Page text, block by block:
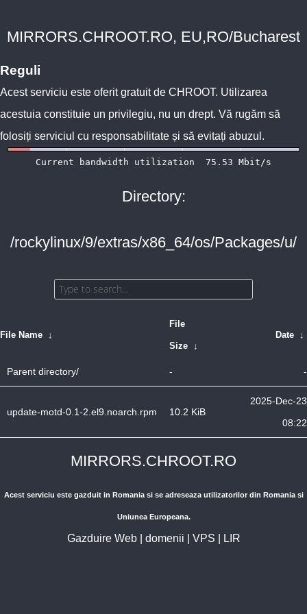
MIRRORS.CHROOT.RO, EU,RO/Bucharest
Reguli
Acest serviciu este oferit gratuit de CHROOT. Utilizarea
acestuia constituie un privilegiu, nu un drept. Vă rugăm să
folosiți serviciul cu responsabilitate și să evitați abuzul.
Directory:
/rockylinux/9/extras/x86_64/os/Packages/u/
File Name ↓
File
Size ↓
Date ↓
Parent directory/ - -
update-motd-0.1-2.el9.noarch.rpm 10.2 KiB
2025-Dec-23
08:22
MIRRORS.CHROOT.RO
Acest serviciu este gazduit in Romania si se adreseaza utilizatorilor din Romania si
Uniunea Europeana.
Gazduire Web| domenii VPS LIR